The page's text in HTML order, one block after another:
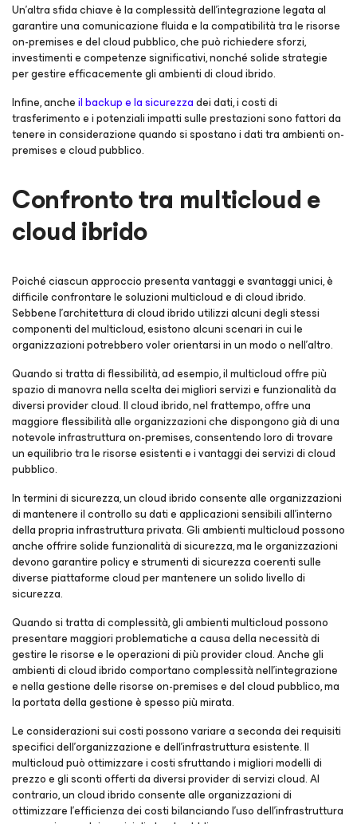
Un'altra sfida chiave è la complessità dell'integrazione legata al
garantire una comunicazione fluida e la compatibilità tra le risorse
on-premises e del cloud pubblico, che può richiedere sforzi,
investimenti e competenze significativi, nonché solide strategie
per gestire efficacemente gli ambienti di cloud ibrido.
Infine, ancheil backup e la sicurezzadei dati, i costi di
trasferimento e i potenziali impatti sulle prestazioni sono fattori da
tenere in considerazione quando si spostano i dati tra ambienti on-
premises e cloud pubblico.
Confronto tra multicloud e
cloud ibrido
Poiché ciascun approccio presenta vantaggi e svantaggi unici, è
difficile confrontare le soluzioni multicloud e di cloud ibrido.
Sebbene l'architettura di cloud ibrido utilizzi alcuni degli stessi
componenti del multicloud, esistono alcuni scenari in cui le
organizzazioni potrebbero voler orientarsi in un modo o nell'altro.
Quando si tratta di flessibilità, ad esempio, il multicloud offre più
spazio di manovra nella scelta dei migliori servizi e funzionalità da
diversi provider cloud. Il cloud ibrido, nel frattempo, offre una
maggiore flessibilità alle organizzazioni che dispongono già di una
notevole infrastruttura on-premises, consentendo loro di trovare
un equilibrio tra le risorse esistenti e i vantaggi dei servizi di cloud
pubblico.
In termini di sicurezza, un cloud ibrido consente alle organizzazioni
di mantenere il controllo su dati e applicazioni sensibili all'interno
della propria infrastruttura privata. Gli ambienti multicloud possono
anche offrire solide funzionalità di sicurezza, ma le organizzazioni
devono garantire policy e strumenti di sicurezza coerenti sulle
diverse piattaforme cloud per mantenere un solido livello di
sicurezza.
Quando si tratta di complessità, gli ambienti multicloud possono
presentare maggiori problematiche a causa della necessità di
gestire le risorse e le operazioni di più provider cloud. Anche gli
ambienti di cloud ibrido comportano complessità nell'integrazione
e nella gestione delle risorse on-premises e del cloud pubblico, ma
la portata della gestione è spesso più mirata.
Le considerazioni sui costi possono variare a seconda dei requisiti
specifici dell'organizzazione e dell'infrastruttura esistente. Il
multicloud può ottimizzare i costi sfruttando i migliori modelli di
prezzo e gli sconti offerti da diversi provider di servizi cloud. Al
contrario, un cloud ibrido consente alle organizzazioni di
ottimizzare l'efficienza dei costi bilanciando l'uso dell'infrastruttura